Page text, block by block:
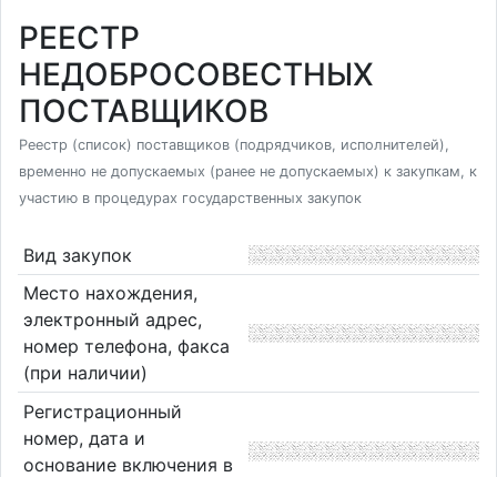
РЕЕСТР
НЕДОБРОСОВЕСТНЫХ
ПОСТАВЩИКОВ
Реестр (список) поставщиков (подрядчиков, исполнителей),
временно не допускаемых (ранее не допускаемых) к закупкам, к
участию в процедурах государственных закупок
Вид закупок
Место нахождения,
электронный адрес,
номер телефона, факса
(при наличии)
Регистрационный
номер, дата и
основание включения в